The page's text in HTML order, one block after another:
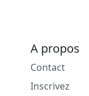
A propos
Contact
Inscrivez